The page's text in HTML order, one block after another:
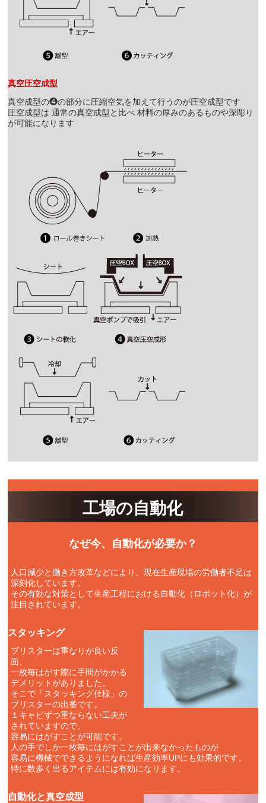
真空圧空成型
真空成型の❹の部分に圧縮空気を加えて行うのが圧空成型です
圧空成型は 通常の真空成型と比べ 材料の厚みのあるものや深彫り
が可能になります
工場の自動化
なぜ今、自動化が必要か？
人口減少と働き方改革などにより、現在生産現場の労働者不足は
深刻化しています。
その有効な対策として生産工程における自動化（ロボット化）が
注目されています。
スタッキング
ブリスターは重なりが良い反
面、
一枚毎はがす際に手間がかかる
デメリットがありました。
そこで「スタッキング仕様」の
ブリスターの出番です。
１キャビずつ重ならない工夫が
されていますので、
容易にはがすことが可能です。
人の手でしか一枚毎にはがすことが出来なかったものが
容易に機械でできるようになれば生産効率UPにも効果的です。
特に数多く出るアイテムには有効になります。
自動化と真空成型